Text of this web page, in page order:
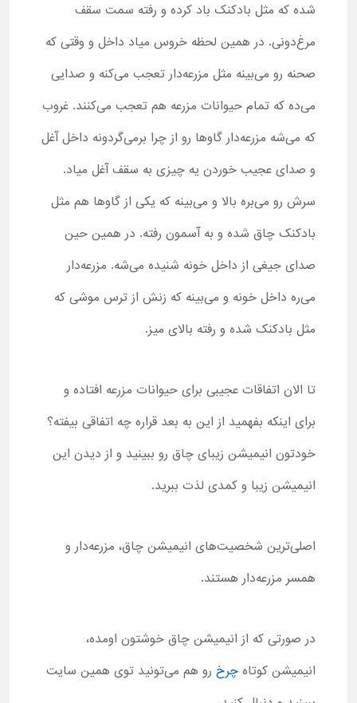
شده که مثل بادکنک باد کرده و رفته سمت سقف
مرغ‌دونی. در همین لحظه خروس میاد داخل و وقتی که
صحنه رو می‌بینه مثل مزرعه‌دار تعجب می‌کنه و صدایی
می‌ده که تمام حیوانات مزرعه هم تعجب می‌کنند. غروب
که می‌شه مزرعه‌دار گاوها رو از چرا برمی‌گردونه داخل آغل
و صدای عجیب خوردن یه چیزی به سقف آغل میاد.
سرش رو می‌بره بالا و می‌بینه که یکی از گاوها هم مثل
بادکنک چاق شده و به آسمون رفته. در همین حین
صدای جیغی از داخل خونه شنیده می‌شه. مزرعه‌دار
می‌ره داخل خونه و می‌بینه که زنش از ترس موشی که
مثل بادکنک شده و رفته بالای میز.
تا الان اتفاقات عجیبی برای حیوانات مزرعه افتاده و
برای اینکه بفهمید از این به بعد قراره چه اتفاقی بیفته؟
خودتون انیمیشن زیبای چاق رو ببینید و از دیدن این
انیمیشن زیبا و کمدی لذت ببرید.
اصلی‌ترین شخصیت‌های انیمیشن چاق، مزرعه‌دار و
همسر مزرعه‌دار هستند.
در صورتی که از انیمیشن چاق خوشتون اومده،
انیمیشن کوتاه چرخ رو هم می‌تونید توی همین سایت